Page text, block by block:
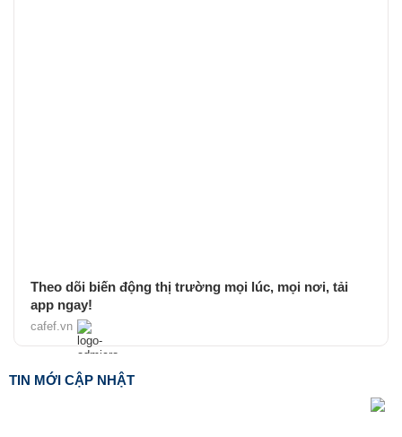
Theo dõi biến động thị trường mọi lúc, mọi nơi, tải
app ngay!
cafef.vn
TIN MỚI CẬP NHẬT